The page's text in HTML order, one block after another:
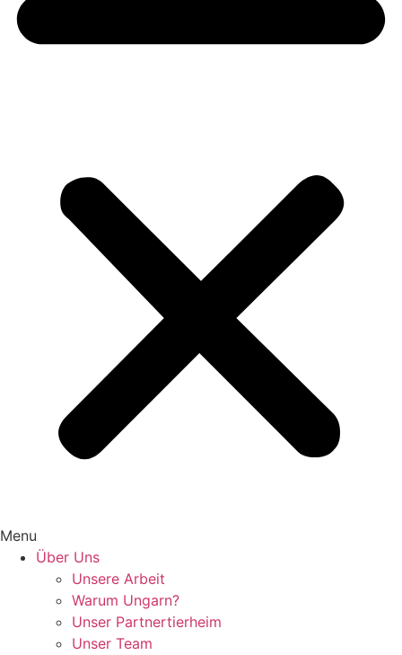
Menu
Über Uns
Unsere Arbeit
Warum Ungarn?
Unser Partnertierheim
Unser Team